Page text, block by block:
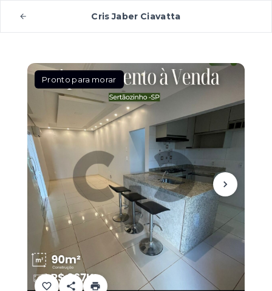
Cris Jaber Ciavatta
Pronto para morar